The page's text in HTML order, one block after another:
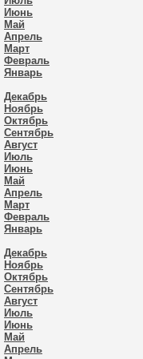
Июнь
Май
Апрель
Март
Февраль
Январь
Декабрь
Ноябрь
Октябрь
Сентябрь
Август
Июль
Июнь
Май
Апрель
Март
Февраль
Январь
Декабрь
Ноябрь
Октябрь
Сентябрь
Август
Июль
Июнь
Май
Апрель